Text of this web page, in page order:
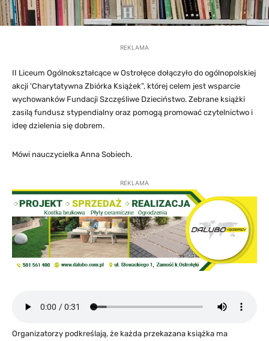
REKLAMA
II Liceum Ogólnokształcące w Ostrołęce dołączyło do ogólnopolskiej
akcji 'Charytatywna Zbiórka Książek”, której celem jest wsparcie
wychowanków Fundacji Szczęśliwe Dzieciństwo. Zebrane książki
zasilą fundusz stypendialny oraz pomogą promować czytelnictwo i
ideę dzielenia się dobrem.
Mówi nauczycielka Anna Sobiech.
REKLAMA
Organizatorzy podkreślają, że każda przekazana książka ma